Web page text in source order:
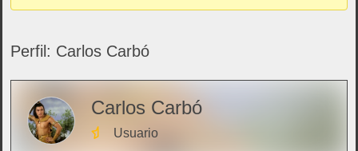
Todo usuario puede colaborar subiendo cualquier
cosa referente a artes marciales
Perfil: Carlos Carbó
Carlos Carbó
Usuario